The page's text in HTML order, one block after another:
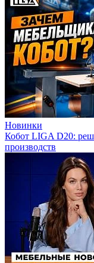
Новинки
Кобот LIGA D20:
производств